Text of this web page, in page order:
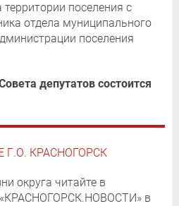
поселения с
отдела муниципального
поселения
депутатов состоится
Г.О. КРАСНОГОРСК
округа читайте в
в